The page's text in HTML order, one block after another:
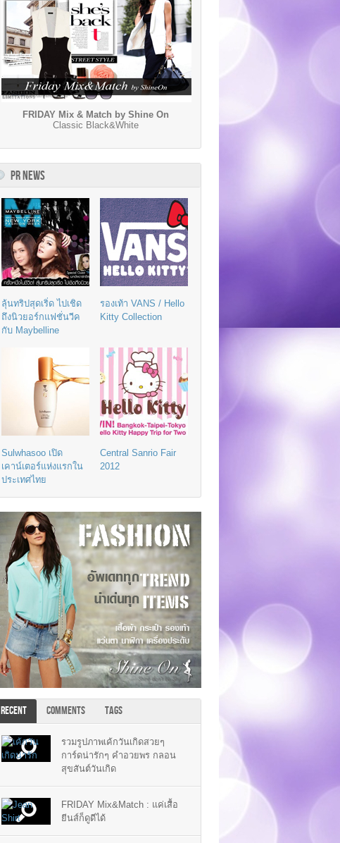
FRIDAY Mix & Match by Shine On
Classic Black&White
PR NEWS
ลุ้นทริปสุดเริ่ด ไปเชิด
ถึงนิวยอร์กแฟชั่นวีค
กับ Maybelline
รองเท้า VANS / Hello
Kitty Collection
Sulwhasoo เปิด
เคาน์เตอร์แห่งแรกใน
ประเทศไทย
Central Sanrio Fair
2012
RECENT COMMENTS TAGS
รวมรูปภาพเค้กวันเกิดสวยๆ
การ์ดน่ารักๆ คำอวยพร กลอน
สุขสันต์วันเกิด
FRIDAY Mix&Match : แค่เสื้อ
ยีนส์ก็ดูดีได้